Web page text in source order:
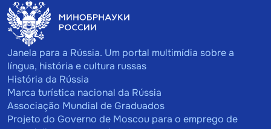
Janela para a Rússia. Um portal multimídia sobre a
língua, história e cultura russas
História da Rússia
Marca turística nacional da Rússia
Associação Mundial de Graduados
Projeto do Governo de Moscou para o emprego de